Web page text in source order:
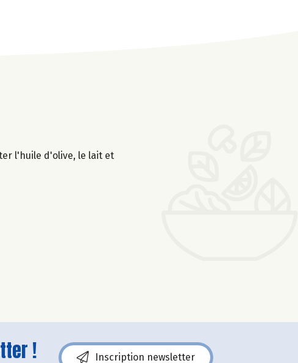
l'huile d'olive, le lait et
! Inscription newsletter